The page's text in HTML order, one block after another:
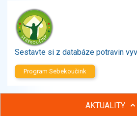
Ořechy, semena
Zelenina
Brambory, luštěniny, houby
Sladkosti, slané výrobky
Ochucovadla, přísady, sladidla
Proteinové výrobky, doplňky stravy
Sestavte si z databáze potravin
Program Sebekoučink
AKTUALITY